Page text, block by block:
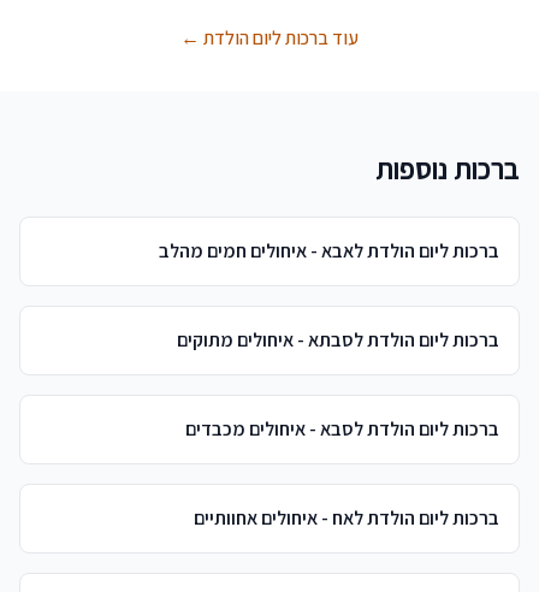
עוד ברכות ליום הולדת ←
ברכות נוספות
ברכות ליום הולדת לאבא - איחולים חמים מהלב
ברכות ליום הולדת לסבתא - איחולים מתוקים
ברכות ליום הולדת לסבא - איחולים מכבדים
ברכות ליום הולדת לאח - איחולים אחוותיים